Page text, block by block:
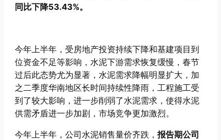
同比下降53.43%。
今年上半年，受房地产投资持续下降和基建项目到
位资金不足等影响，水泥下游需求恢复缓慢，春节
过后此态势尤为显著，水泥需求降幅明显扩大，加
之二季度华南地区长时间持续性降雨，工程施工受
到了较大影响，进一步削弱了水泥需求，使得水泥
供需矛盾进一步加剧，市场竞争更加激烈。
今年上半年，公司水泥销售量价齐跌，报告期公司